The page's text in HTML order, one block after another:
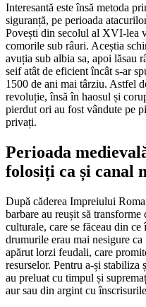
Interesantă este însă metoda
siguranță, pe perioada
Povești din secolul al XVI-lea
comorile sub râuri. Aceștia
avuția sub albia sa, apoi lăsau
seif atât de eficient încât s-ar
1500 de ani mai târziu. Astfel
revoluție, însă în haosul și
pierdut ori au fost vândute pe
privați.
Perioada
folosiți ca și canal
După căderea Impreiului
barbare au reușit să
culturale, care se făceau din
drumurile erau mai nesigure
apărut lorzi feudali, care
resurselor. Pentru a-și stabiliza
au preluat cu timpul și
aur sau din argint cu